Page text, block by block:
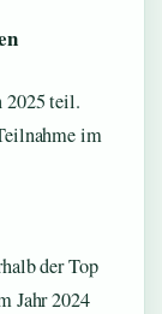
2025 teil.
im
der Top
Jahr 2024